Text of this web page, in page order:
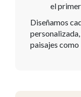
el
Diseñamos
personalizada
paisajes